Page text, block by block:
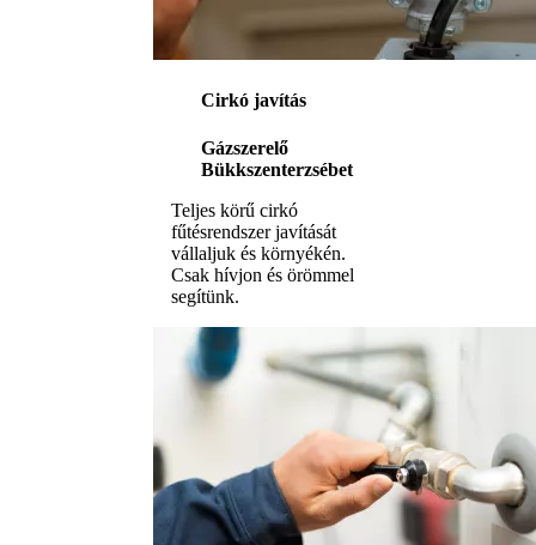
Cirkó javítás
Gázszerelő
Bükkszenterzsébet
Teljes körű cirkó
fűtésrendszer javítását
vállaljuk és környékén.
Csak hívjon és örömmel
segítünk.